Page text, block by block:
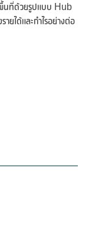
นที่ด้วยรูปแบบ Hub
ยได้และกำไรอย่างต่อ